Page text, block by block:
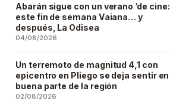
Abarán sigue con un verano ‘de cine:
este fin de semana Vaiana… y
después, La Odisea
04/08/2026
Un terremoto de magnitud 4,1 con
epicentro en Pliego se deja sentir en
buena parte de la región
02/08/2026